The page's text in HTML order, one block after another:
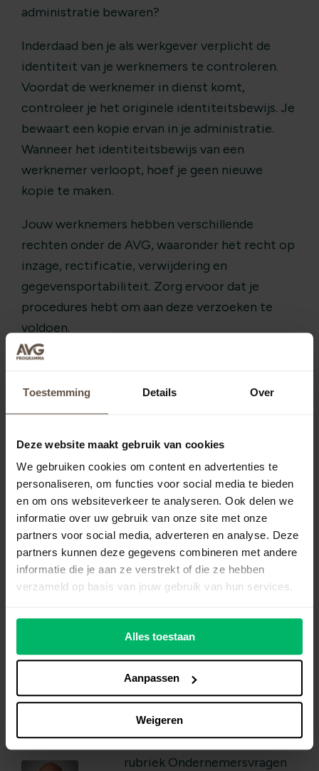
Toestemming Details Over
Deze website maakt gebruik van cookies
We gebruiken cookies om content en advertenties te
personaliseren, om functies voor social media te bieden
en om ons websiteverkeer te analyseren. Ook delen we
informatie over uw gebruik van onze site met onze
partners voor social media, adverteren en analyse. Deze
partners kunnen deze gegevens combineren met andere
informatie die je aan ze verstrekt of die ze hebben
verzameld op basis van jouw gebruik van hun services.
Alles toestaan
Aanpassen
Weigeren
administratie bewaren?
Inderdaad ben je als werkgever verplicht de
identiteit van je werknemers te controleren.
Voordat de werknemer in dienst komt,
controleer je het originele identiteitsbewijs. Je
bewaart een kopie ervan in je administratie.
Wanneer het identiteitsbewijs van een
werknemer verloopt, hoef je geen nieuwe
kopie te maken.
Jouw werknemers hebben verschillende
rechten onder de AVG, waaronder het recht op
inzage, rectificatie, verwijdering en
gegevensportabiliteit. Zorg ervoor dat je
procedures hebt om aan deze verzoeken te
voldoen.
Voor sollicitanten gelden soortgelijke
als dit relevant is voor het sollicitatieproces
moet deze informatie veilig bewaren. Als je de
sollicitant niet aanneemt, moet je de
verzamelde gegevens verwijderen, tenzij de
sollicitant toestemming heeft gegeven voor
een langere bewaartermijn.
Onthoud dat je voorzichtig moet zijn met
persoonlijke gegevens. Het is belangrijk om de
respecteren, volgens de wet.
Maarten Roelfs
van de Stichting AVG. In de
rubriek Ondernemersvragen